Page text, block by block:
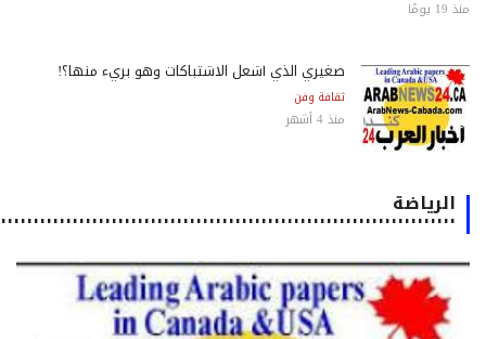
صغيري الذي أشعل الاشتباكات وهو بريء منها؟!
ثقافة وفن
منذ 4 أشهر
الرياضة
٠٠٠٠٠٠٠٠٠٠٠٠٠٠٠٠٠٠٠٠٠٠٠٠٠٠٠٠٠٠٠٠٠٠٠٠٠٠٠٠٠٠٠٠٠٠٠٠٠٠٠٠٠٠٠٠٠٠٠٠٠٠٠٠٠٠٠٠٠٠٠٠٠٠